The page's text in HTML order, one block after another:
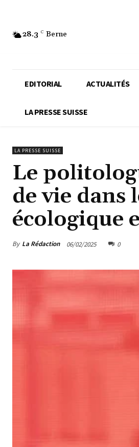
28.3 C Berne
EDITORIAL ACTUALITÉS
LA PRESSE SUISSE
LA PRESSE SUISSE
Le
de vie dans
écologique
By La Rédaction 06/02/2025 0